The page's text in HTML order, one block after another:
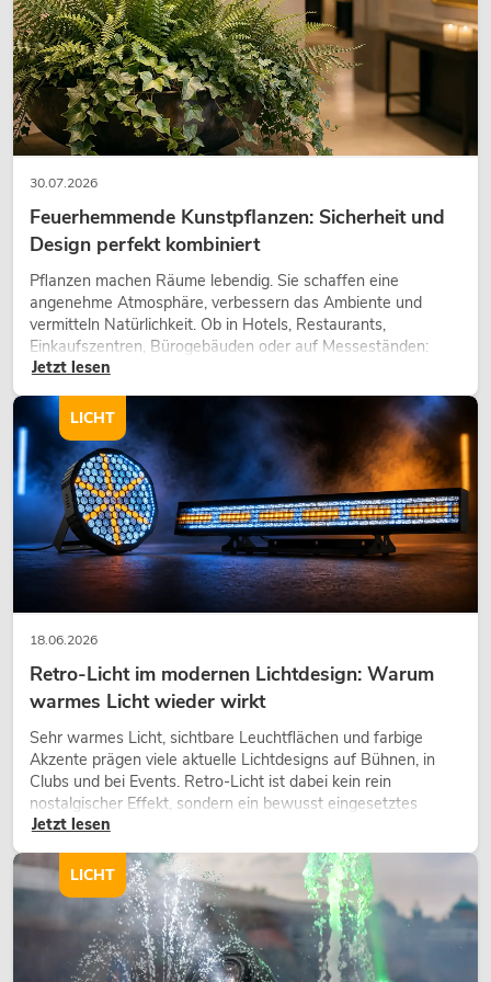
No. 11041068
PSSO Amp Set MK2
No. 11041069 Artikel
30.07.2026
Feuerhemmende Kunstpflanzen: Sicherheit und
Design perfekt kombiniert
Pflanzen machen Räume lebendig. Sie schaffen eine
angenehme Atmosphäre, verbessern das Ambiente und
vermitteln Natürlichkeit. Ob in Hotels, Restaurants,
Einkaufszentren, Bürogebäuden oder auf Messeständen:
eine hochwertige Begrünung gehört heute längst zum
Jetzt lesen
18.06.2026
Retro-Licht im modernen Lichtdesign: Warum
warmes Licht wieder wirkt
Sehr warmes Licht, sichtbare Leuchtflächen und farbige
Akzente prägen viele aktuelle Lichtdesigns auf Bühnen, in
Clubs und bei Events. Retro-Licht ist dabei kein rein
nostalgischer Effekt, sondern ein bewusst eingesetztes
Gestaltungsmittel: Es schafft Atmosphäre, gibt Szenen
wirken lassen.
Jetzt lesen
LICHT
LICHT